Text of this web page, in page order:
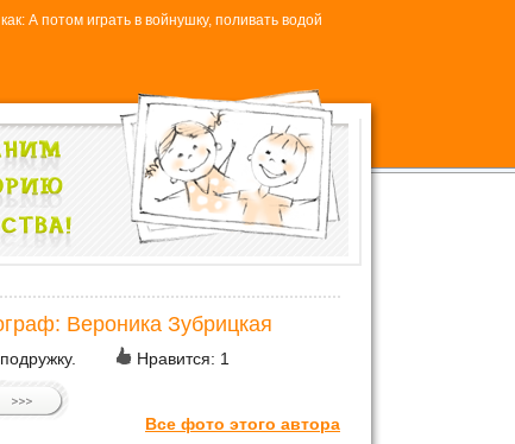
А потом играть в войнушку, поливать водой
Вероника Зубрицкая
Нравится: 1
Все фото этого автора